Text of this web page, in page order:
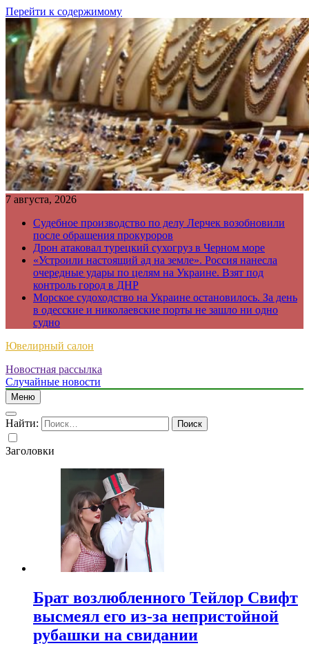
Перейти к содержимому
7 августа, 2026
Судебное производство по делу Лерчек возобновили
после обращения прокуроров
Дрон атаковал турецкий сухогруз в Черном море
«Устроили настоящий ад на земле». Россия нанесла
очередные удары по целям на Украине. Взят под
контроль город в ДНР
Морское судоходство на Украине остановилось. За день
в одесские и николаевские порты не зашло ни одно
судно
Ювелирный салон
Новостная рассылка
Случайные новости
Меню
Найти:
Заголовки
Брат возлюбленного Тейлор Свифт
высмеял его из-за непристойной
рубашки на свидании